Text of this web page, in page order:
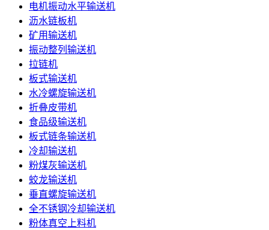
电机振动水平输送机
沥水链板机
矿用输送机
振动整列输送机
拉链机
板式输送机
水冷螺旋输送机
折叠皮带机
食品级输送机
板式链条输送机
冷却输送机
粉煤灰输送机
蛟龙输送机
垂直螺旋输送机
全不锈钢冷却输送机
粉体真空上料机